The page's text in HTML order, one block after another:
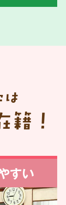
は
籍！
すい